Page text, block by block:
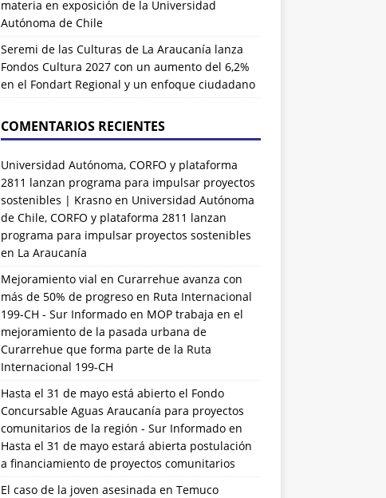
materia en exposición de la Universidad
Autónoma de Chile
Seremi de las Culturas de La Araucanía lanza
Fondos Cultura 2027 con un aumento del 6,2%
en el Fondart Regional y un enfoque ciudadano
COMENTARIOS RECIENTES
Universidad Autónoma, CORFO y plataforma
2811 lanzan programa para impulsar proyectos
sostenibles | Krasnoen Universidad Autónoma
de Chile, CORFO y plataforma 2811 lanzan
programa para impulsar proyectos sostenibles
en La Araucanía
Mejoramiento vial en Curarrehue avanza con
más de 50% de progreso en Ruta Internacional
199-CH - Sur Informadoen MOP trabaja en el
mejoramiento de la pasada urbana de
Curarrehue que forma parte de la Ruta
Internacional 199-CH
Hasta el 31 de mayo está abierto el Fondo
Concursable Aguas Araucanía para proyectos
comunitarios de la región - Sur Informadoen
Hasta el 31 de mayo estará abierta postulación
a financiamiento de proyectos comunitarios
El caso de la joven asesinada en Temuco